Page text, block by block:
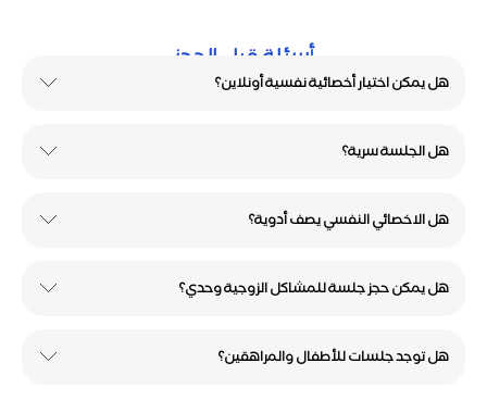
أسئلة قبل الحجز
هل يمكن اختيار أخصائية نفسية أونلاين؟
نعم، يمكنك اختيار أخصائي نفسي أو أخصائية نفسية حسب راحتك.
هل الجلسة سرية؟
نعم، الجلسات تتم بسرية وخصوصية.
هل الاخصائي النفسي يصف أدوية؟
لا. إذا كنت تحتاج أدوية أو تقييمًا طبيًا، فقد تحتاج إلى طبيب نفسي. أما
هل يمكن حجز جلسة للمشاكل الزوجية وحدي؟
نعم، يمكنك البدء بجلسة فردية حتى لو لم يكن الطرف الآخر حاضرًا.
هل توجد جلسات للأطفال والمراهقين؟